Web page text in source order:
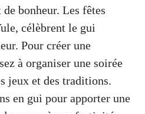
bonheur. Les fêtes
célèbrent le gui
Pour créer une
à organiser une soirée
jeux et des traditions.
en gui pour apporter une